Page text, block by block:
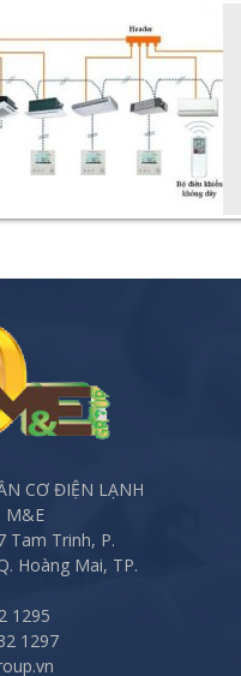
CƠ ĐIỆN LẠNH
M&E
Tam Trinh, P.
Hoàng Mai, TP.
1295
1297